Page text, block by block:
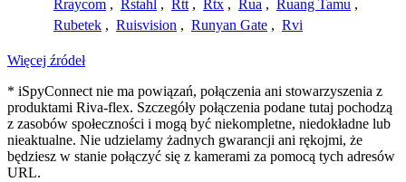
Rraycom , Rstahl , Rtt , Rtx , Rua , Ruang Tamu ,
Rubetek , Ruisvision , Runyan Gate , Rvi
Więcej źródeł
* iSpyConnect nie ma powiązań, połączenia ani stowarzyszenia z
produktami Riva-flex. Szczegóły połączenia podane tutaj pochodzą
z zasobów społeczności i mogą być niekompletne, niedokładne lub
nieaktualne. Nie udzielamy żadnych gwarancji ani rękojmi, że
będziesz w stanie połączyć się z kamerami za pomocą tych adresów
URL.